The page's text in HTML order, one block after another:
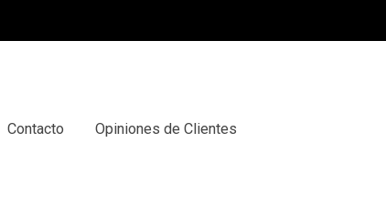
Contacto Opiniones de Clientes